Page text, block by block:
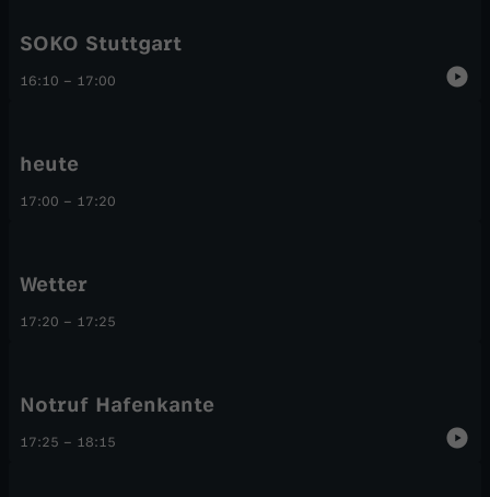
SOKO Stuttgart
16:10 – 17:00
heute
17:00 – 17:20
Wetter
17:20 – 17:25
Notruf Hafenkante
17:25 – 18:15